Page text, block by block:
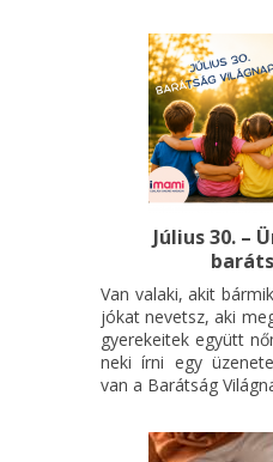
Július 30. –
Van valaki, akit
jókat nevetsz, aki
gyerekeitek együtt
neki írni egy
van a Barátság